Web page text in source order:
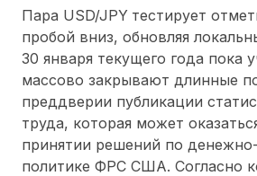
Пара USD/JPY тестирует
пробой вниз, обновляя
30 января текущего года пока
массово закрывают длинные
преддверии публикации
труда, которая может
принятии решений по
политике ФРС США. Согласно